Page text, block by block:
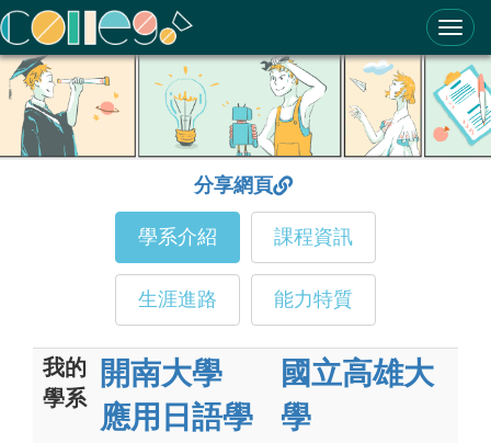
ColleGo! 大學選才與高中育才輔助系統
分享網頁
學系介紹 課程資訊
生涯進路 能力特質
我的
學系
開南大學
應用日語學
國立高雄大
學